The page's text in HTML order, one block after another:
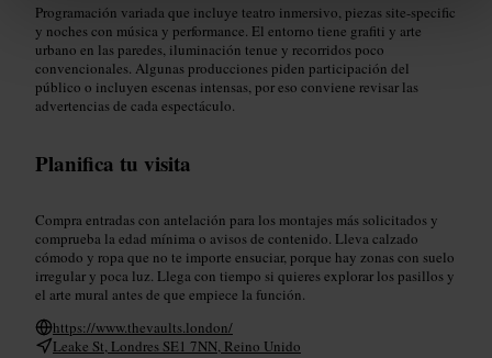
Programación variada que incluye teatro inmersivo, piezas site-specific
y noches con música y performance. El entorno tiene grafiti y arte
urbano en las paredes, iluminación tenue y recorridos poco
convencionales. Algunas producciones piden participación del
público o incluyen escenas intensas, por eso conviene revisar las
advertencias de cada espectáculo.
Planifica tu visita
Compra entradas con antelación para los montajes más solicitados y
comprueba la edad mínima o avisos de contenido. Lleva calzado
cómodo y ropa que no te importe ensuciar, porque hay zonas con suelo
irregular y poca luz. Llega con tiempo si quieres explorar los pasillos y
el arte mural antes de que empiece la función.
https://www.thevaults.london/
Leake St, Londres SE1 7NN, Reino Unido